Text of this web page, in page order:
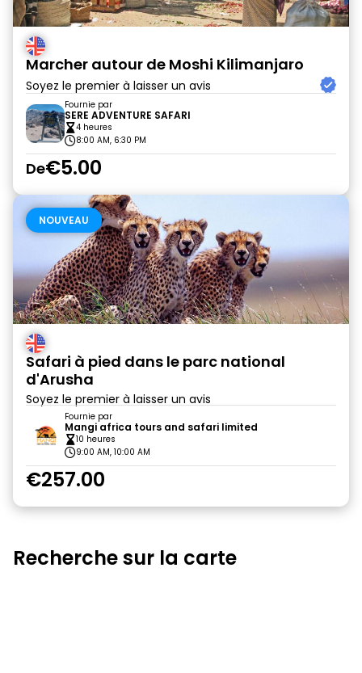
Marcher autour de Moshi Kilimanjaro
Soyez le premier à laisser un avis
Fournie par
SERE ADVENTURE SAFARI
4 heures
8:00 AM, 6:30 PM
De€5.00
NOUVEAU
Safari à pied dans le parc national
d'Arusha
Soyez le premier à laisser un avis
Fournie par
Mangi africa tours and safari limited
10 heures
9:00 AM, 10:00 AM
€257.00
Recherche sur la carte